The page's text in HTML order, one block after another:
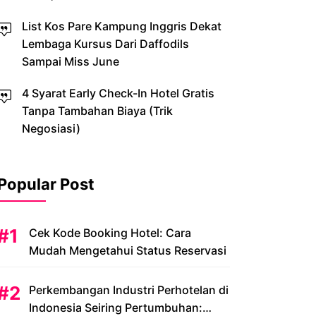
List Kos Pare Kampung Inggris Dekat
Lembaga Kursus Dari Daffodils
Sampai Miss June
4 Syarat Early Check-In Hotel Gratis
Tanpa Tambahan Biaya (Trik
Negosiasi)
Post
Cek Kode Booking Hotel: Cara
Mudah Mengetahui Status Reservasi
Perkembangan Industri Perhotelan di
Indonesia Seiring Pertumbuhan: